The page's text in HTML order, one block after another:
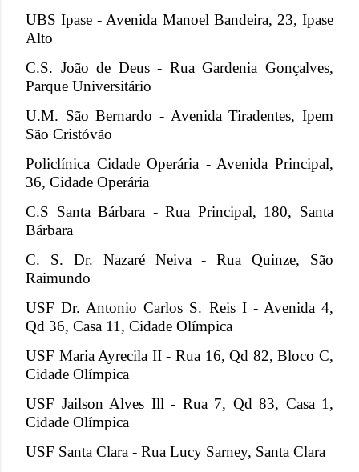
UBS Ipase - Avenida Manoel Bandeira, 23, Ipase
Alto
C.S. João de Deus - Rua Gardenia Gonçalves,
Parque Universitário
U.M. São Bernardo - Avenida Tiradentes, Ipem
São Cristóvão
Policlínica Cidade Operária - Avenida Principal,
36, Cidade Operária
C.S Santa Bárbara - Rua Principal, 180, Santa
Bárbara
C. S. Dr. Nazaré Neiva - Rua Quinze, São
Raimundo
USF Dr. Antonio Carlos S. Reis I - Avenida 4,
Qd 36, Casa 11, Cidade Olímpica
USF Maria Ayrecila II - Rua 16, Qd 82, Bloco C,
Cidade Olímpica
USF Jailson Alves Ill - Rua 7, Qd 83, Casa 1,
Cidade Olímpica
USF Santa Clara - Rua Lucy Sarney, Santa Clara